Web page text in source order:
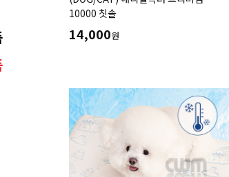
10000 칫솔
14,000원